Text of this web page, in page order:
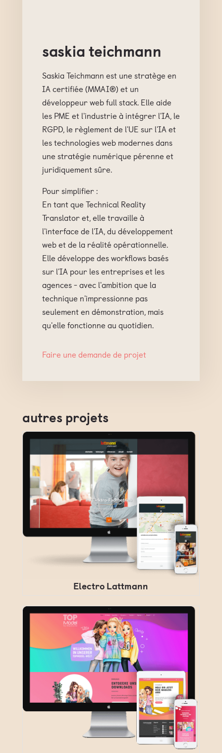
saskia teichmann
Saskia Teichmann est une stratège en
IA certifiée (MMAI®) et un
développeur web full stack. Elle aide
les PME et l'industrie à intégrer l'IA, le
RGPD, le règlement de l'UE sur l'IA et
les technologies web modernes dans
une stratégie numérique pérenne et
juridiquement sûre.
Pour simplifier :
En tant que Technical Reality
Translator et, elle travaille à
l'interface de l'IA, du développement
web et de la réalité opérationnelle.
Elle développe des workflows basés
sur l'IA pour les entreprises et les
agences - avec l'ambition que la
technique n'impressionne pas
seulement en démonstration, mais
qu'elle fonctionne au quotidien.
Faire une demande de projet
autres projets
Electro Lattmann